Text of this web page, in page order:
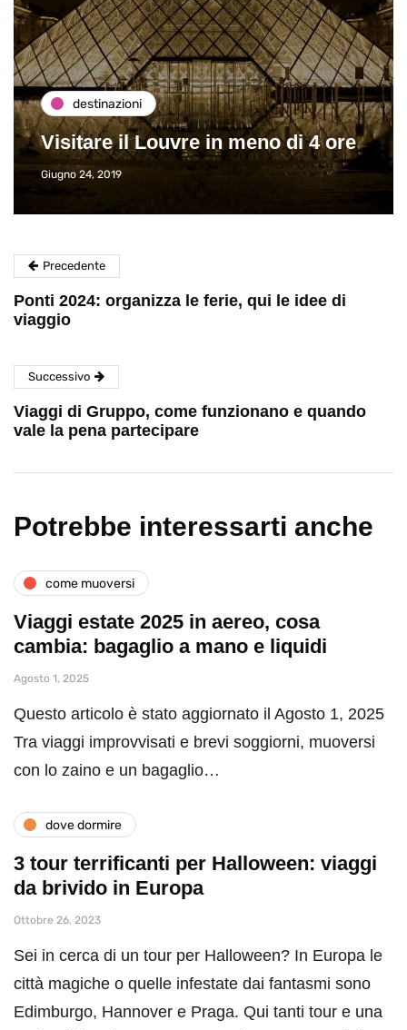
destinazioni
Visitare il Louvre in meno di 4 ore
Giugno 24, 2019
Precedente
Ponti 2024: organizza le ferie, qui le idee di
viaggio
Successivo
Viaggi di Gruppo, come funzionano e quando
vale la pena partecipare
Potrebbe interessarti anche
come muoversi
Viaggi estate 2025 in aereo, cosa
cambia: bagaglio a mano e liquidi
Agosto 1, 2025
Questo articolo è stato aggiornato il Agosto 1, 2025
Tra viaggi improvvisati e brevi soggiorni, muoversi
con lo zaino e un bagaglio…
dove dormire
3 tour terrificanti per Halloween: viaggi
da brivido in Europa
Ottobre 26, 2023
Sei in cerca di un tour per Halloween? In Europa le
città magiche o quelle infestate dai fantasmi sono
Edimburgo, Hannover e Praga. Qui tanti tour e una